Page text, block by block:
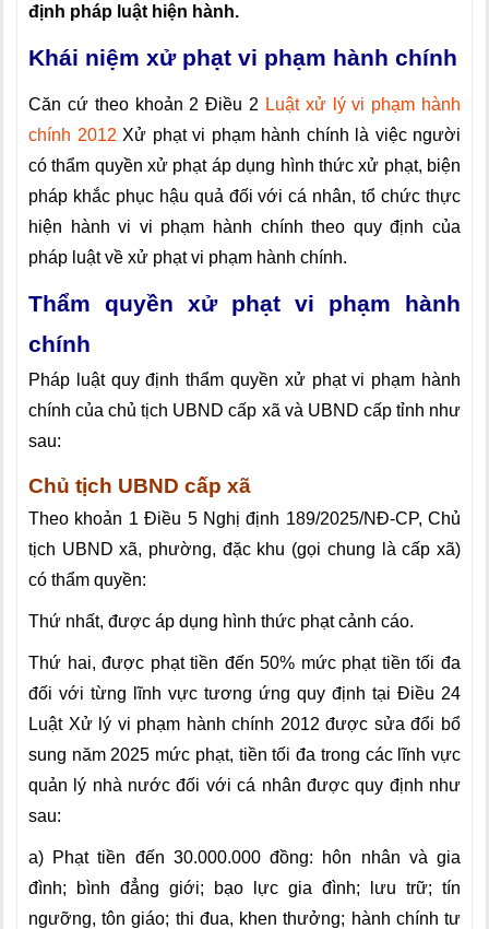
định pháp luật hiện hành.
Khái niệm xử phạt vi phạm hành chính
Căn cứ theo khoản 2 Điều 2 Luật xử lý vi phạm hành
chính 2012 Xử phạt vi phạm hành chính là việc người
có thẩm quyền xử phạt áp dụng hình thức xử phạt, biện
pháp khắc phục hậu quả đối với cá nhân, tổ chức thực
hiện hành vi vi phạm hành chính theo quy định của
pháp luật về xử phạt vi phạm hành chính.
Thẩm quyền xử phạt vi phạm hành
chính
Pháp luật quy định thẩm quyền xử phạt vi phạm hành
chính của chủ tịch UBND cấp xã và UBND cấp tỉnh như
sau:
Chủ tịch UBND cấp xã
Theo khoản 1 Điều 5 Nghị định 189/2025/NĐ-CP, Chủ
tịch UBND xã, phường, đặc khu (gọi chung là cấp xã)
có thẩm quyền:
Thứ nhất, được áp dụng hình thức phạt cảnh cáo.
Thứ hai, được phạt tiền đến 50% mức phạt tiền tối đa
đối với từng lĩnh vực tương ứng quy định tại Điều 24
Luật Xử lý vi phạm hành chính 2012 được sửa đổi bổ
sung năm 2025 mức phạt, tiền tối đa trong các lĩnh vực
quản lý nhà nước đối với cá nhân được quy định như
sau:
a) Phạt tiền đến 30.000.000 đồng: hôn nhân và gia
đình; bình đẳng giới; bạo lực gia đình; lưu trữ; tín
ngưỡng, tôn giáo; thi đua, khen thưởng; hành chính tư